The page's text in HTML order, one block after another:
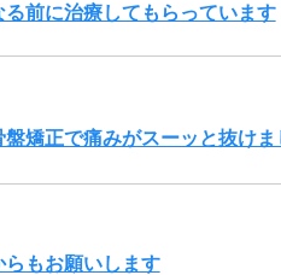
る前に治療してもらっています
盤矯正で痛みがスーッと抜けま
らもお願いします